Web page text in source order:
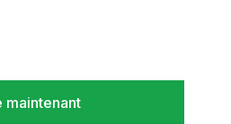
maintenant